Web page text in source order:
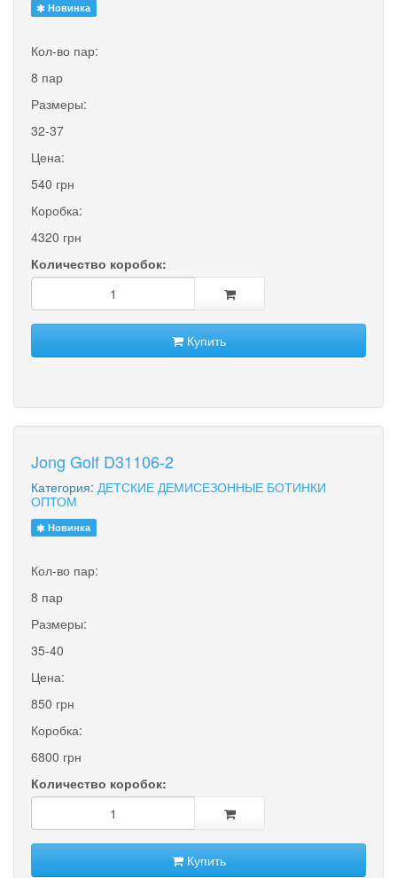
Новинка
Кол-во пар:
8 пар
Размеры:
32-37
Цена:
540 грн
Коробка:
4320 грн
Количество коробок:
Купить
Jong Golf D31106-2
Категория: ДЕТСКИЕ ДЕМИСЕЗОННЫЕ БОТИНКИ
ОПТОМ
Новинка
Кол-во пар:
8 пар
Размеры:
35-40
Цена:
850 грн
Коробка:
6800 грн
Количество коробок:
Купить